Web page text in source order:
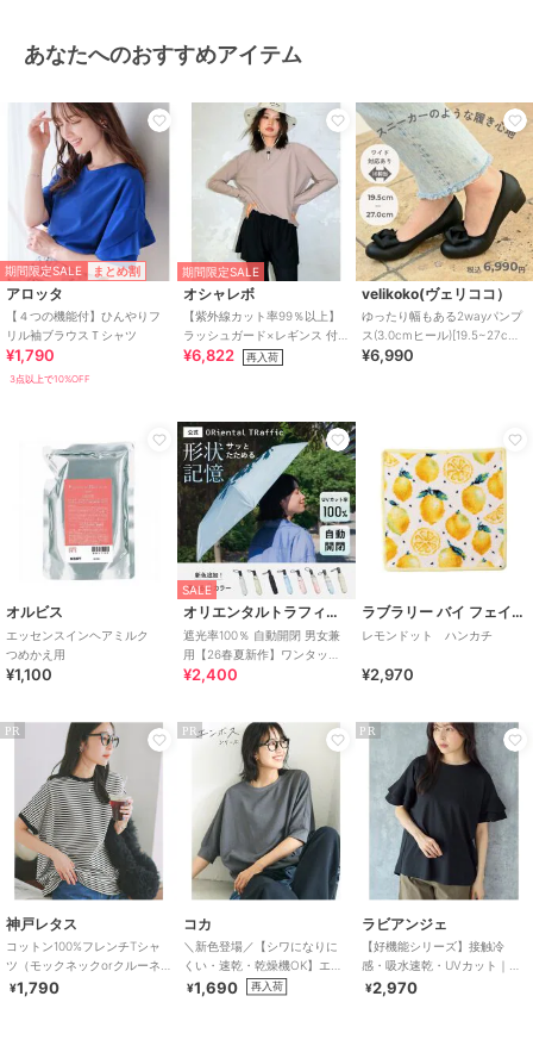
あなたへのおすすめアイテム
期間限定SALE まとめ割
アロッタ
【４つの機能付】ひんやりフ
リル袖ブラウスＴシャツ
¥1,790
3点以上で10%OFF
期間限定SALE
オシャレボ
【紫外線カット率99％以上】
ラッシュガード×レギンス 付
き タンキニ
¥6,822 再入荷
velikoko(ヴェリココ）
ゆったり幅もある2wayパンプ
ス(3.0cmヒール)[19.5~27cm]
ラクチンきれいシューズ
¥6,990
オルビス
エッセンスインヘアミルク
つめかえ用
¥1,100
SALE
オリエンタルトラフィック
遮光率100％ 自動開閉 男女兼
用【26春夏新作】ワンタッチ
晴雨兼用 折りたたみ傘 /G-
¥2,400
ラブラリー バイ フェイラー
レモンドット ハンカチ
¥2,970
PR
神戸レタス
コットン100%フレンチTシャ
ツ（モックネックorクルーネ
ック） [C4819]
¥1,790
PR
コカ
＼新色登場／【シワになりに
くい・速乾・乾燥機OK】エン
ボスドルマントップス 全5色
¥1,690 再入荷
PR
ラビアンジェ
【好機能シリーズ】接触冷
感・吸水速乾・UVカット｜フ
レアスリーブタックプルオー
¥2,970